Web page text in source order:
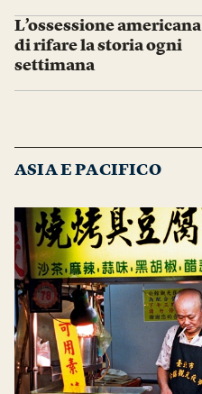
L’ossessione americana
di rifare la storia ogni
settimana
ASIA E PACIFICO